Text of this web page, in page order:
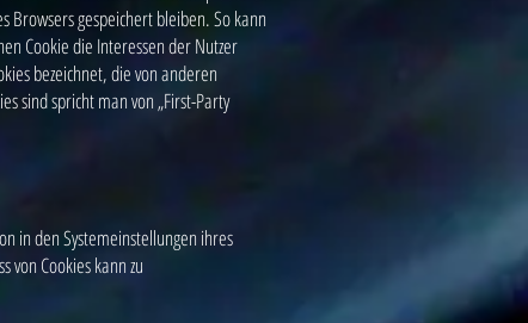
Browsers gespeichert bleiben. So kann
Cookie die Interessen der Nutzer
bezeichnet, die von anderen
sind spricht man von „First-Party
in den Systemeinstellungen ihres
von Cookies kann zu